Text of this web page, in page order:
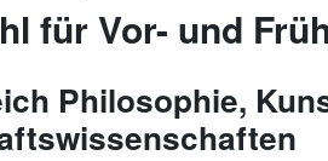
für Vor- und
Philosophie,